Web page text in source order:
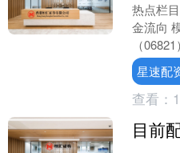
热点栏
金流向
（
日，董
2026年
星速配
查看：